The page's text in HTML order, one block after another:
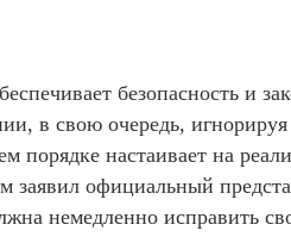
безопасность и
в свою очередь,
порядке настаивает на
заявил официальный
немедленно исправить